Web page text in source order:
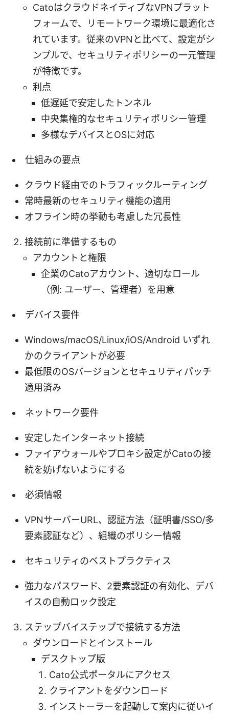
CatoはクラウドネイティブなVPNプラット
フォームで、リモートワーク環境に最適化さ
れています。従来のVPNと比べて、設定がシ
ンプルで、セキュリティポリシーの一元管理
が特徴です。
利点
低遅延で安定したトンネル
中央集権的なセキュリティポリシー管理
多様なデバイスとOSに対応
仕組みの要点
クラウド経由でのトラフィックルーティング
常時最新のセキュリティ機能の適用
オフライン時の挙動も考慮した冗長性
接続前に準備するもの
アカウントと権限
企業のCatoアカウント、適切なロール
（例: ユーザー、管理者）を用意
デバイス要件
Windows/macOS/Linux/iOS/Android いずれ
かのクライアントが必要
最低限のOSバージョンとセキュリティパッチ
適用済み
ネットワーク要件
安定したインターネット接続
ファイアウォールやプロキシ設定がCatoの接
続を妨げないようにする
必須情報
VPNサーバーURL、認証方法（証明書/SSO/多
要素認証など）、組織のポリシー情報
セキュリティのベストプラクティス
強力なパスワード、2要素認証の有効化、デバ
イスの自動ロック設定
ステップバイステップで接続する方法
ダウンロードとインストール
デスクトップ版
Cato公式ポータルにアクセス
クライアントをダウンロード
インストーラーを起動して案内に従いイ